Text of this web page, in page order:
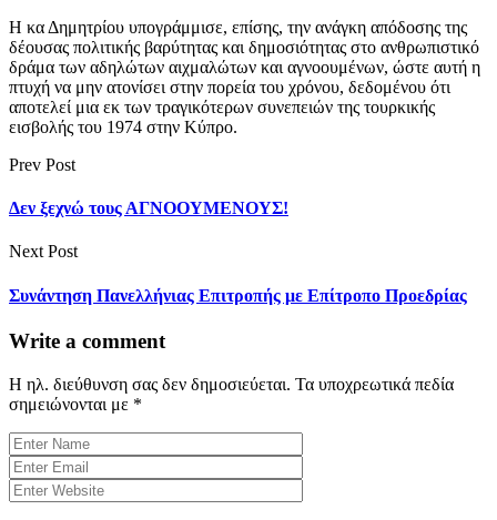
Η κα Δημητρίου υπογράμμισε, επίσης, την ανάγκη απόδοσης της
δέουσας πολιτικής βαρύτητας και δημοσιότητας στο ανθρωπιστικό
δράμα των αδηλώτων αιχμαλώτων και αγνοουμένων, ώστε αυτή η
πτυχή να μην ατονίσει στην πορεία του χρόνου, δεδομένου ότι
αποτελεί μια εκ των τραγικότερων συνεπειών της τουρκικής
εισβολής του 1974 στην Κύπρο.
Prev Post
Δεν ξεχνώ τους ΑΓΝΟΟΥΜΕΝΟΥΣ!
Next Post
Συνάντηση Πανελλήνιας Επιτροπής με Επίτροπο Προεδρίας
Write a comment
Η ηλ. διεύθυνση σας δεν δημοσιεύεται. Τα υποχρεωτικά πεδία
σημειώνονται με *